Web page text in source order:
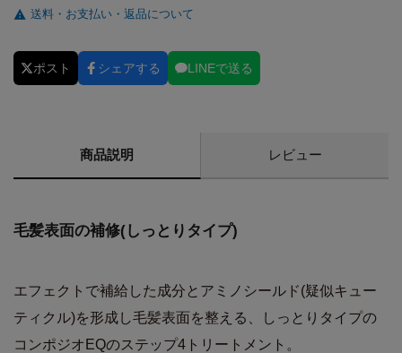
送料・お支払い・返品について
ポスト シェアする LINEで送る
商品説明 レビュー
毛髪表面の補修(しっとりタイプ)
エフェクトで補給した成分とアミノシールド(疑似キュー
ティクル)を形成し毛髪表面を整える、しっとりタイプの
コンポジオEQのステップ4トリートメント。